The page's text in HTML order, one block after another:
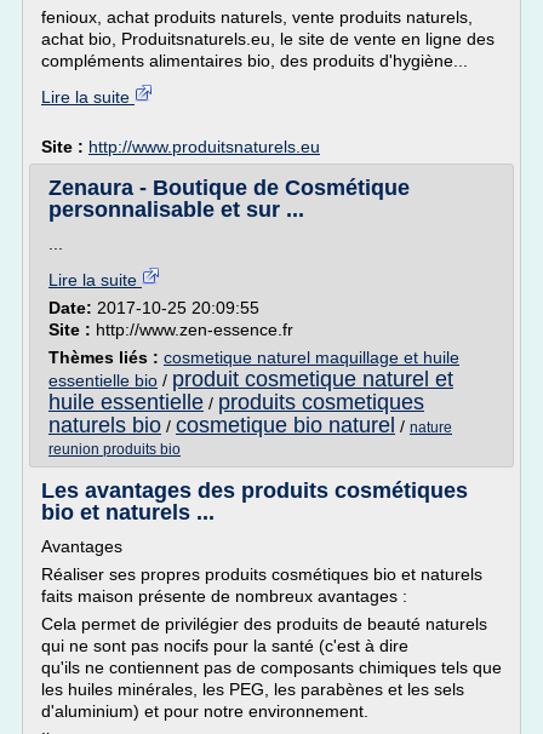
fenioux, achat produits naturels, vente produits naturels,
achat bio, Produitsnaturels.eu, le site de vente en ligne des
compléments alimentaires bio, des produits d'hygiène...
Lire la suite
Site : http://www.produitsnaturels.eu
Zenaura - Boutique de Cosmétique
personnalisable et sur ...
Lire la suite
Date: 2017-10-25 20:09:55
Site : http://www.zen-essence.fr
Thèmes liés : cosmetique naturel maquillage et huile
essentielle bio / produit cosmetique naturel et
huile essentielle / produits cosmetiques
naturels bio / cosmetique bio naturel / nature
reunion produits bio
Les avantages des produits cosmétiques
bio et naturels ...
Avantages
Réaliser ses propres produits cosmétiques bio et naturels
faits maison présente de nombreux avantages :
Cela permet de privilégier des produits de beauté naturels
qui ne sont pas nocifs pour la santé (c'est à dire
qu'ils ne contiennent pas de composants chimiques tels que
les huiles minérales, les PEG, les parabènes et les sels
d'aluminium) et pour notre environnement.